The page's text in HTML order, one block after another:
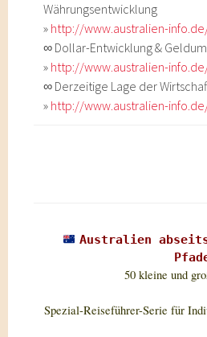
Währungsentwicklung
» http://www.australien-
∞ Dollar-Entwicklung &
» http://www.australien-
∞ Derzeitige Lage der
» http://www.australien-
Australien
50 kleine und
Spezial-Reiseführer-Serie für